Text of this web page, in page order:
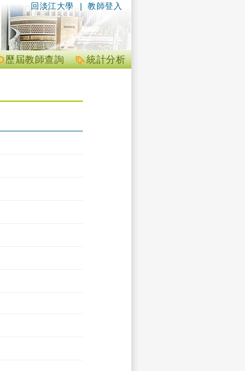
| 教師登入
回淡江大學
統計分析
歷屆教師查詢